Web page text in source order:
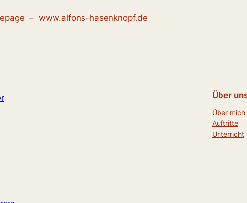
– www.alfons-hasenknopf.de
Über
Über mich
Auftritte
Unterricht